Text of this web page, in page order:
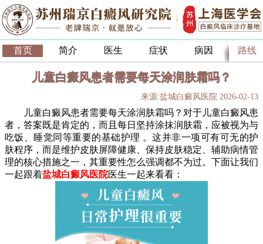
首页 简介 医生 症状 病因 路线
儿童白癜风患者需要每天涂润肤霜吗？
来源:盐城白癜风医院 2026-02-13
儿童白癜风患者需要每天涂润肤霜吗？对于儿童白癜风患
者，答案既是肯定的，而且每日坚持涂抹润肤霜，应被视为与
吃饭、睡觉同等重要的基础护理 。这并非一项可有可无的护
肤程序，而是维护皮肤屏障健康、保持皮肤稳定、辅助病情管
理的核心措施之一，其重要性怎么强调都不为过。下面让我们
一起跟着盐城白癜风医院医生一起来看看：